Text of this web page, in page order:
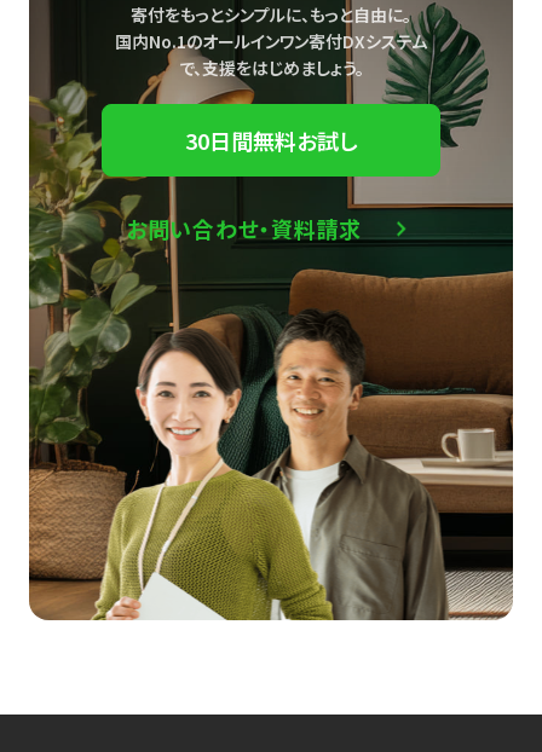
寄付をもっとシンプルに、もっと自由に。
国内No.1のオールインワン寄付DXシステム
で、支援をはじめましょう。
30日間無料お試し
お問い合わせ・資料請求